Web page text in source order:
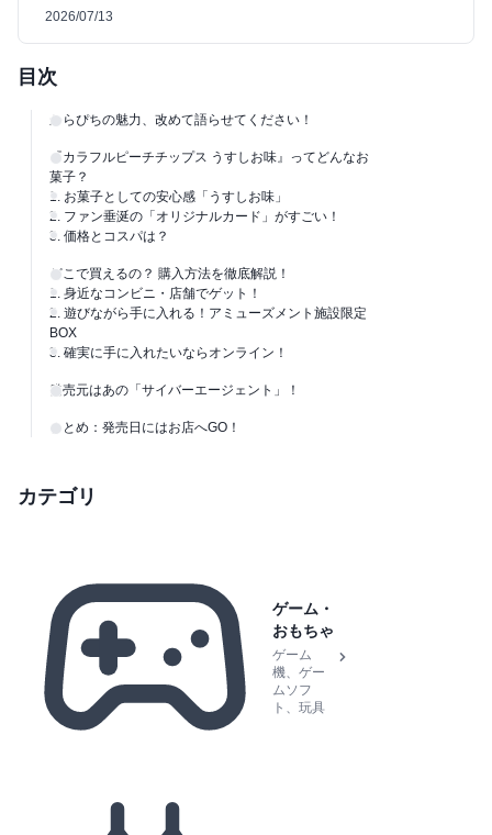
2026/07/13
目次
からぴちの魅力、改めて語らせてください！
『カラフルピーチチップス うすしお味』ってどんなお
菓子？
1. お菓子としての安心感「うすしお味」
2. ファン垂涎の「オリジナルカード」がすごい！
3. 価格とコスパは？
どこで買えるの？ 購入方法を徹底解説！
1. 身近なコンビニ・店舗でゲット！
2. 遊びながら手に入れる！アミューズメント施設限定
BOX
3. 確実に手に入れたいならオンライン！
発売元はあの「サイバーエージェント」！
まとめ：発売日にはお店へGO！
カテゴリ
ゲーム・
おもちゃ
ゲーム
機、ゲー
ムソフ
ト、玩具